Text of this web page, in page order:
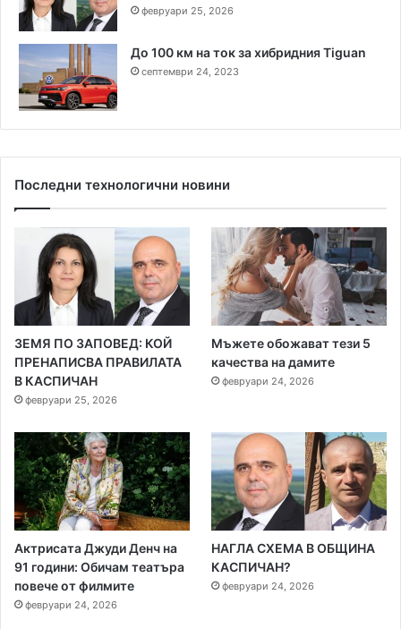
февруари 25, 2026
До 100 км на ток за хибридния Tiguan
септември 24, 2023
Последни технологични новини
ЗЕМЯ ПО ЗАПОВЕД: КОЙ
ПРЕНАПИСВА ПРАВИЛАТА
В КАСПИЧАН
февруари 25, 2026
Мъжете обожават тези 5
качества на дамите
февруари 24, 2026
Актрисата Джуди Денч на
91 години: Обичам театъра
повече от филмите
февруари 24, 2026
НАГЛА СХЕМА В ОБЩИНА
КАСПИЧАН?
февруари 24, 2026